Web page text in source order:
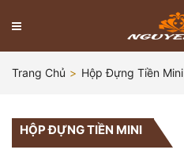
Trang Chủ Hộp Đựng Tiền Mini
HỘP ĐỰNG TIỀN MINI